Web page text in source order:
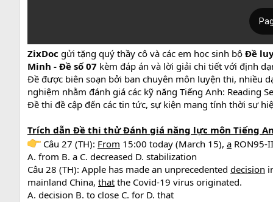
ZixDoc gửi tặng quý thầy cô và các em học sinh bộ Đề
Minh - Đề số 07 kèm đáp án và lời giải chi tiết với định
Đề được biên soạn bởi ban chuyên môn luyện thi, nhiều
nghiệm nhằm đánh giá các kỹ năng Tiếng Anh: Reading
Đề thi đề cập đến các tin tức, sự kiện mang tính thời sự
Trích dẫn Đề thi thử Đánh giá năng lực môn Tiếng
Câu 27 (TH): From 15:00 today (March 15), a RON95-
A. from B. a C. decreased D. stabilization
Câu 28 (TH): Apple has made an unprecedented decision
mainland China, that the Covid-19 virus originated.
A. decision B. to close C. for D. that